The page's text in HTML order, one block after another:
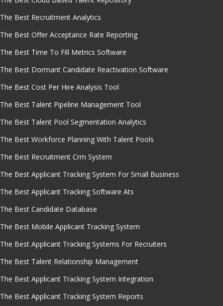
The Best Recruitment Analytics
The Best Offer Acceptance Rate Reporting
The Best Time To Fill Metrics Software
The Best Dormant Candidate Reactivation Software
The Best Cost Per Hire Analysis Tool
The Best Talent Pipeline Management Tool
The Best Talent Pool Segmentation Analytics
The Best Workforce Planning With Talent Pools
The Best Recruitment Crm System
The Best Applicant Tracking System For Small Business
The Best Applicant Tracking Software Ats
The Best Candidate Database
The Best Mobile Applicant Tracking System
The Best Applicant Tracking Systems For Recruiters
The Best Talent Relationship Management
The Best Applicant Tracking System Integration
The Best Applicant Tracking System Reports